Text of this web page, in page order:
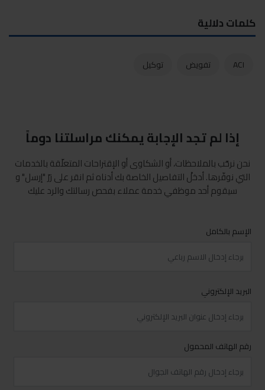
كلمات دلالية
ACI تفويض توكيل
إذا لم تجد الإجابة يمكنك مراسلتنا دوماً
نحن نرحّب بالملاحظات، أو الشكاوى أو الإقتراحات المتعلّقة بالخدمات
التي نوفّرها. أدخلْ التفاصيل الخاصة بك أدناه ثم انقر على زرّ "إرسل" و
سيقوم أحد موظفي خدمة عملاء بفحص رسالتك والرد عليك
الإسم بالكامل
البريد الإلكتروني
رقم الهاتف المحمول